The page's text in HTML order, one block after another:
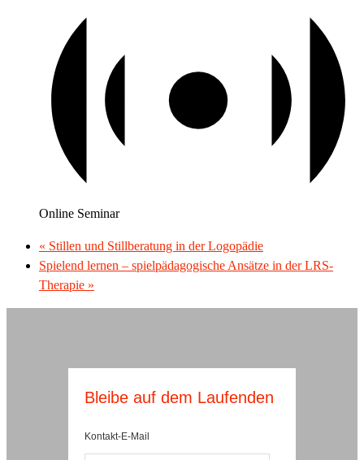
Online Seminar
« Stillen und Stillberatung in der Logopädie
Spielend lernen – spielpädagogische Ansätze in der LRS-
Therapie »
Bleibe auf dem Laufenden
Kontakt-E-Mail